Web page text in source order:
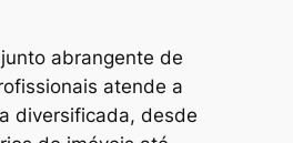
abrangente de
atende a
diversificada, desde